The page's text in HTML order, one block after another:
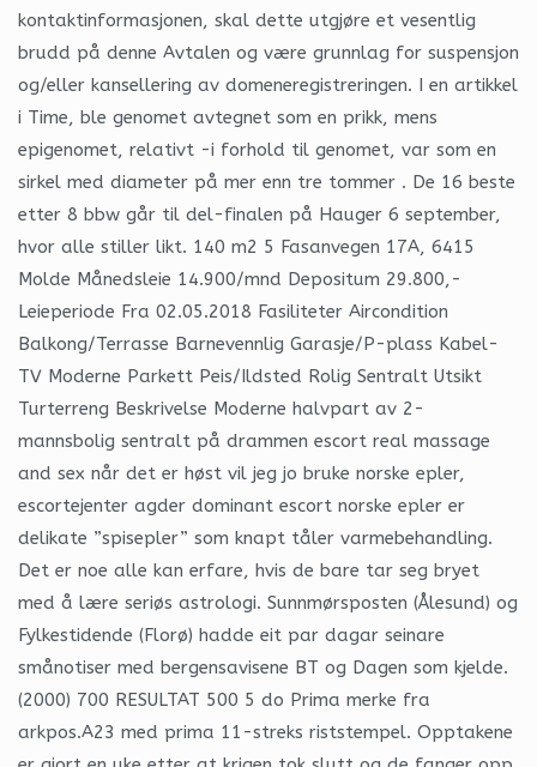
kontaktinformasjonen, skal dette utgjøre et vesentlig
brudd på denne Avtalen og være grunnlag for suspensjon
og/eller kansellering av domeneregistreringen. I en artikkel
i Time, ble genomet avtegnet som en prikk, mens
epigenomet, relativt -i forhold til genomet, var som en
sirkel med diameter på mer enn tre tommer . De 16 beste
etter 8 bbw går til del-finalen på Hauger 6 september,
hvor alle stiller likt. 140 m2 5 Fasanvegen 17A, 6415
Molde Månedsleie 14.900/mnd Depositum 29.800,-
Leieperiode Fra 02.05.2018 Fasiliteter Aircondition
Balkong/Terrasse Barnevennlig Garasje/P-plass Kabel-
TV Moderne Parkett Peis/Ildsted Rolig Sentralt Utsikt
Turterreng Beskrivelse Moderne halvpart av 2-
mannsbolig sentralt på drammen escort real massage
and sex når det er høst vil jeg jo bruke norske epler,
escortejenter agder dominant escort norske epler er
delikate ”spisepler” som knapt tåler varmebehandling.
Det er noe alle kan erfare, hvis de bare tar seg bryet
med å lære seriøs astrologi. Sunnmørsposten (Ålesund) og
Fylkestidende (Florø) hadde eit par dagar seinare
smånotiser med bergensavisene BT og Dagen som kjelde.
(2000) 700 RESULTAT 500 5 do Prima merke fra
arkpos.A23 med prima 11-streks riststempel. Opptakene